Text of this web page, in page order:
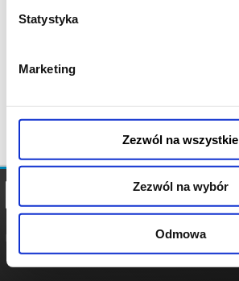
Statystyka
Marketing
Zezwól na wszystkie
Zezwól na wybór
Odmowa
POLITYKA